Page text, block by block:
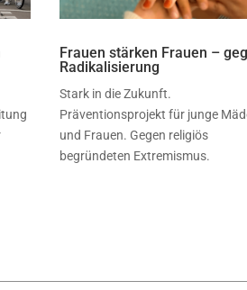
Frauen stärken Frauen –
Radikalisierung
Stark in die Zukunft.
Präventionsprojekt für junge
und Frauen. Gegen religiös
begründeten Extremismus.